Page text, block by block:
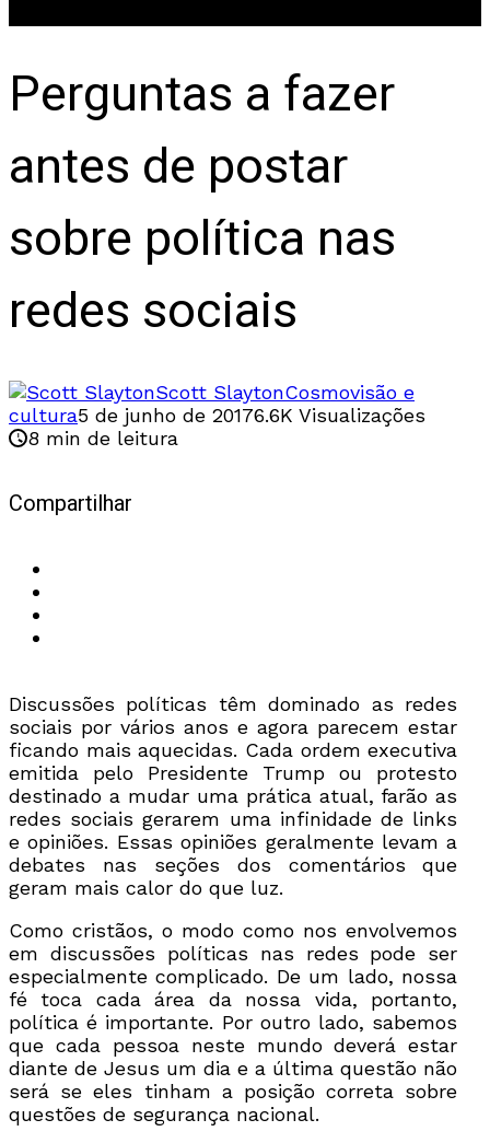
Perguntas a fazer
antes de postar
sobre política nas
redes sociais
Scott SlaytonCosmovisão e
cultura5 de junho de 20176.6K Visualizações
8 min de leitura
Compartilhar
Discussões políticas têm dominado as redes
sociais por vários anos e agora parecem estar
ficando mais aquecidas. Cada ordem executiva
emitida pelo Presidente Trump ou protesto
destinado a mudar uma prática atual, farão as
redes sociais gerarem uma infinidade de links
e opiniões. Essas opiniões geralmente levam a
debates nas seções dos comentários que
geram mais calor do que luz.
Como cristãos, o modo como nos envolvemos
em discussões políticas nas redes pode ser
especialmente complicado. De um lado, nossa
fé toca cada área da nossa vida, portanto,
política é importante. Por outro lado, sabemos
que cada pessoa neste mundo deverá estar
diante de Jesus um dia e a última questão não
será se eles tinham a posição correta sobre
questões de segurança nacional.